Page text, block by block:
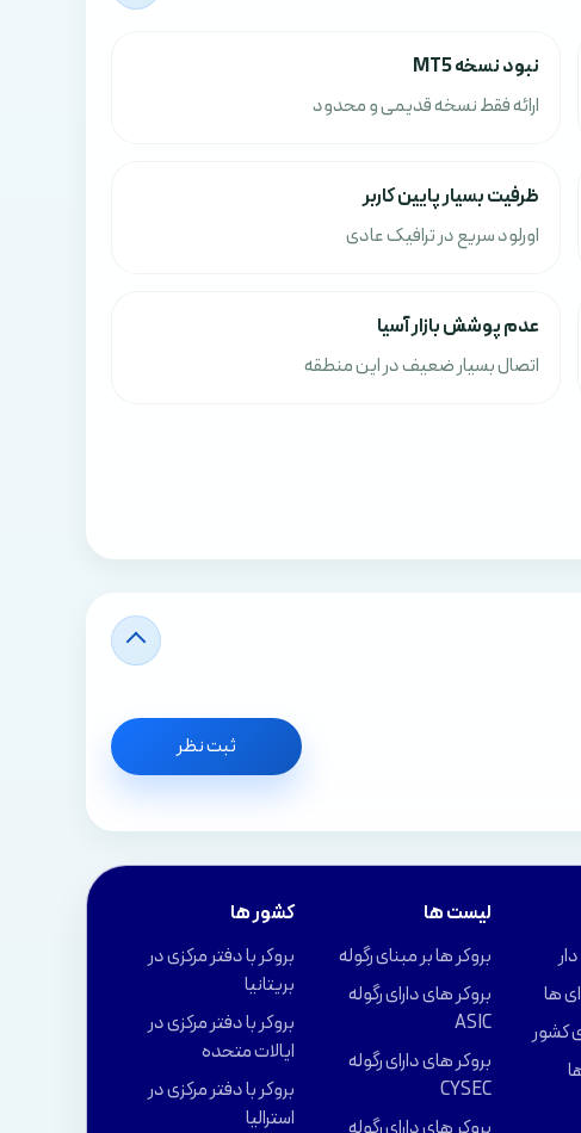
نبود نسخه MT5
ارائه فقط نسخه قدیمی و محدود
ظرفیت بسیار پایین کاربر
اورلود سریع در ترافیک عادی
عدم پوشش بازار آسیا
اتصال بسیار ضعیف در این منطقه
ثبت نظر
ها
کشور
لیست ها
بروکر ها بر مبنای رگوله
بروکر های دارای رگوله
ASIC
بروکر های دارای رگوله
CYSEC
کشور ها
بروکر با دفتر مرکزی در
بریتانیا
بروکر با دفتر مرکزی در
ایالات متحده
بروکر با دفتر مرکزی در
استرالیا